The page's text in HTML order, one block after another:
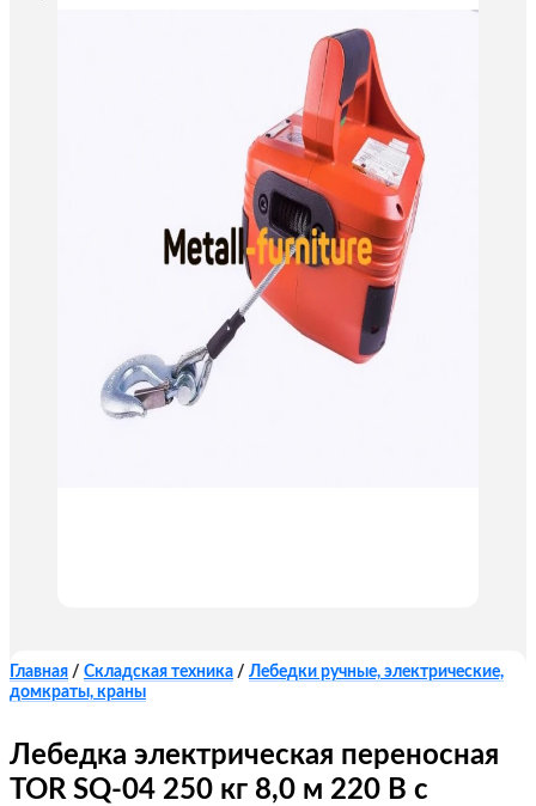
Главная / Складская техника / Лебедки ручные, электрические,
домкраты, краны
Лебедка электрическая переносная
TOR SQ-04 250 кг 8,0 м 220 В с